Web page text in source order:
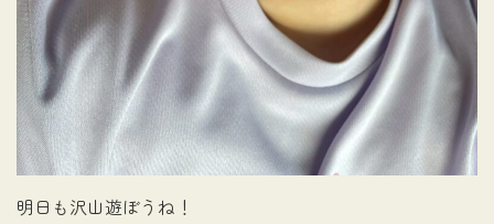
明日も沢山遊ぼうね！